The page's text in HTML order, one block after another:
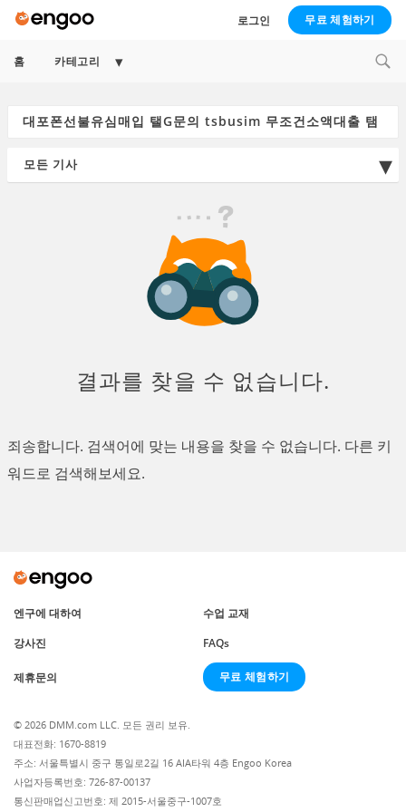
로그인 무료 체험하기
홈 카테고리
Search
결과를 찾을 수 없습니다.
죄송합니다. 검색어에 맞는 내용을 찾을 수 없습니다. 다른 키
워드로 검색해보세요.
엔구에 대하여
수업 교재
강사진
FAQs
제휴문의 무료 체험하기
© 2026 DMM.com LLC. 모든 권리 보유.
대표전화: 1670-8819
주소: 서울특별시 중구 통일로2길 16 AIA타워 4층 Engoo Korea
사업자등록번호: 726-87-00137
통신판매업신고번호: 제 2015-서울중구-1007호